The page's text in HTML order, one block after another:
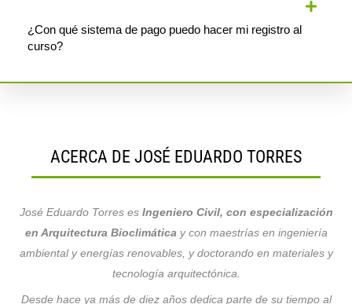
¿Con qué sistema de pago puedo hacer mi registro al
curso?
ACERCA DE JOSÉ EDUARDO TORRES
José Eduardo Torres es Ingeniero Civil, con especialización
en Arquitectura Bioclimática y con maestrías en ingeniería
ambiental y energías renovables, y doctorando en materiales y
tecnología arquitectónica.
Desde hace ya más de diez años dedica parte de su tiempo al